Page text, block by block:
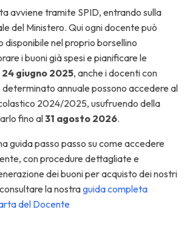
avviene tramite SPID, entrando sulla
del Ministero. Qui ogni docente può
disponibile nel proprio borsellino
i buoni già spesi e pianificare le
24 giugno 2025, anche i docenti con
annuale possono accedere al
2024/2025, usufruendo della
fino al31 agosto 2026.
guida passo passo su come accedere
con procedure dettagliate e
dei buoni per acquisto dei nostri
la nostraguida completa
del Docente